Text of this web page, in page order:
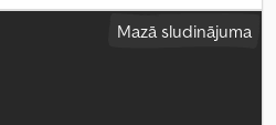
kg, riepas izmērs:11,5/80-15,3, pirmā
, darbības stundas:
Mazā sludinājuma